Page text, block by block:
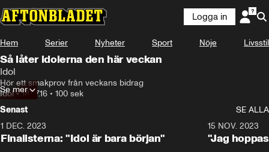
Logga in
Hem Serier Nyheter Sport Nöje Livsstil
Så låter idolerna den här veckan
Idol
Hör ett smakprov från veckans bidrag
Idol•18.07.16 • 100 sek
Se mer
Senast
SE ALLA
1 DEC. 2023
Finalisterna: "Idol är bara början"
15 NOV. 2023
"Jag